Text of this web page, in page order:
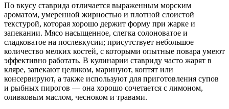
По вкусу ставрида отличается выраженным морским
ароматом, умеренной жирностью и плотной слоистой
текстурой, которая хорошо держит форму при жарке и
запекании. Мясо насыщенное, слегка солоноватое и
сладковатое на послевкусии; присутствует небольшое
количество мелких костей, с которыми опытные повара умеют
эффективно работать. В кулинарии ставриду часто жарят в
кляре, запекают целиком, маринуют, коптят или
консервируют, а также используют для приготовления супов
и рыбных пирогов — она хорошо сочетается с лимоном,
оливковым маслом, чесноком и травами.